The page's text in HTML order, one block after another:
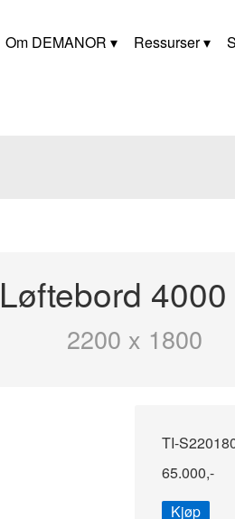
Om DEMANOR Ressurser
Løftebord 4000
2200 x 1800
TI-
65.000,-
Kjøp